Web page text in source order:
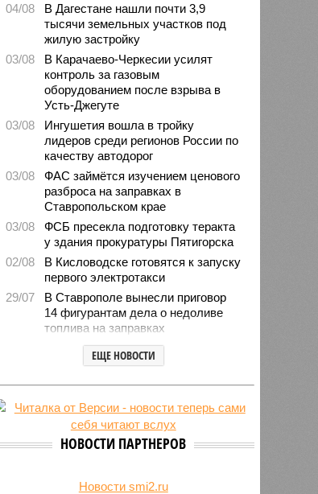
04/08
В Дагестане нашли почти 3,9
тысячи земельных участков под
жилую застройку
03/08
В Карачаево-Черкесии усилят
контроль за газовым
оборудованием после взрыва в
Усть-Джегуте
03/08
Ингушетия вошла в тройку
лидеров среди регионов России по
качеству автодорог
03/08
ФАС займётся изучением ценового
разброса на заправках в
Ставропольском крае
03/08
ФСБ пресекла подготовку теракта
у здания прокуратуры Пятигорска
02/08
В Кисловодске готовятся к запуску
первого электротакси
29/07
В Ставрополе вынесли приговор
14 фигурантам дела о недоливе
топлива на заправках
Продажи подержанных авто в
СКФО сократились в 2026 году
28/07
Авиалесоохрана предупредила о
на Северном Кавказе в августе
Кисловодский пляж стал первым
на Ставрополье обладателем
Республики СКФО замкнули
ЕЩЕ НОВОСТИ
НОВОСТИ ПАРТНЕРОВ
Новости smi2.ru